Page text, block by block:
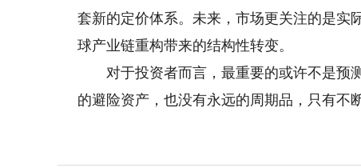
套新的定价体系。未来，市场更关注的是实
球产业链重构带来的结构性转变。
对于投资者而言，最重要的或许不是预
的避险资产，也没有永远的周期品，只有不